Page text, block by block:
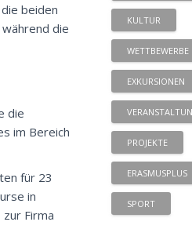
beiden
die
die
im Bereich
für 23
in
Firma
KULTUR
WETTBEWERBE
EXKURSIONEN
PROJEKTE
ERASMUSPLUS
SPORT